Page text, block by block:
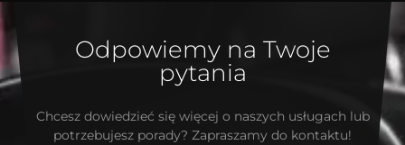
Odpowiemy na Twoje
pytania
Chcesz dowiedzieć się więcej o naszych usługach lub
potrzebujesz porady? Zapraszamy do kontaktu!